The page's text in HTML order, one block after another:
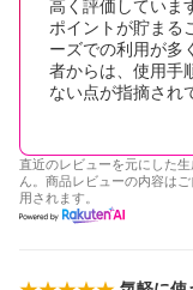
高く評価していま
ポイントが貯まる
ーズでの利用が多
者からは、使用手
ない点が指摘され
直近のレビューを元にした
ん。商品レビューの内容は
用されます。